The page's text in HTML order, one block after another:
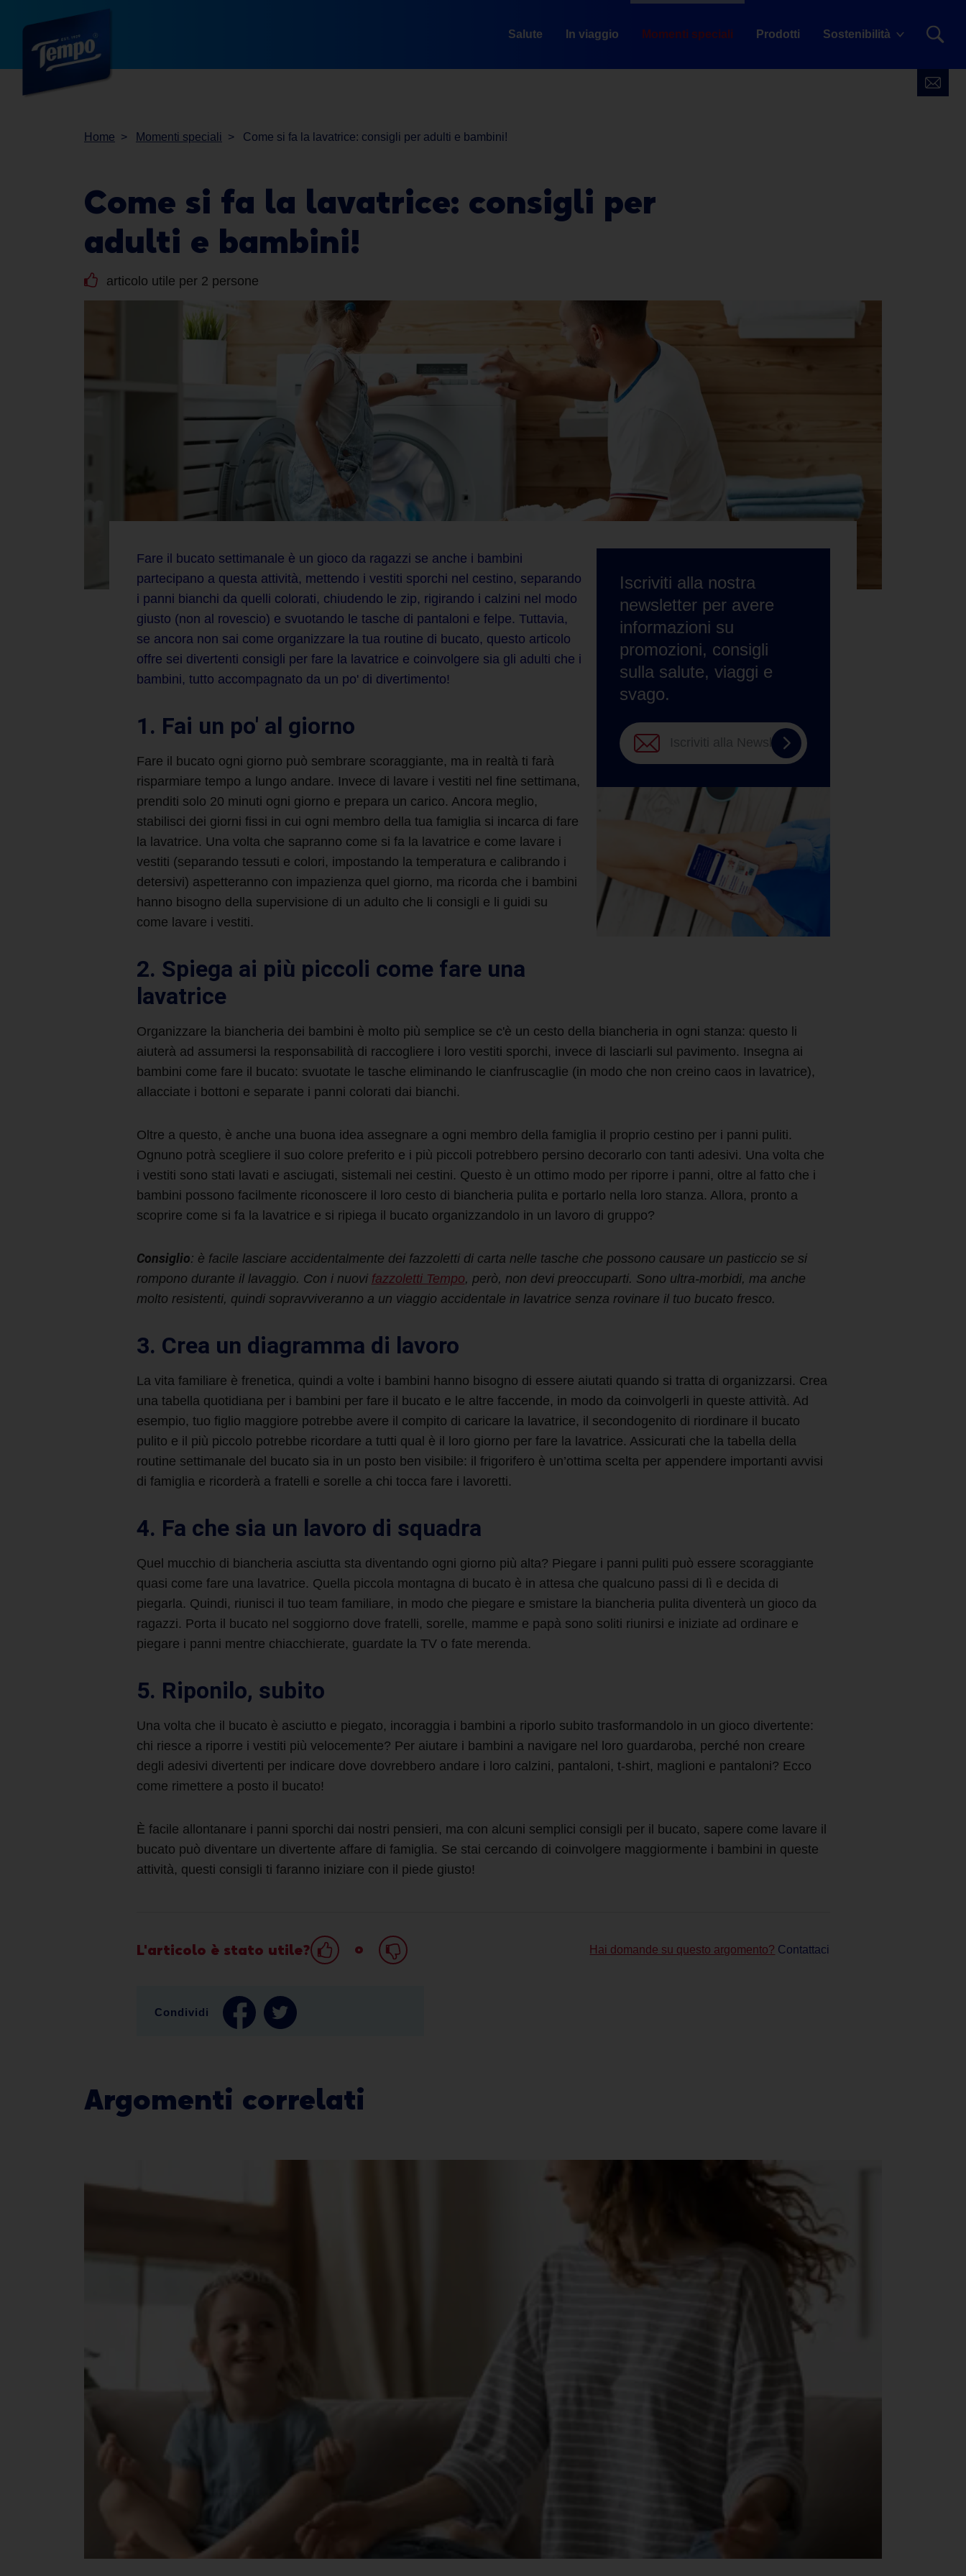
Salute In viaggio Momenti speciali Prodotti Sostenibilità
Home Momenti speciali Come si fa la lavatrice: consigli per adulti e bambini!
Come si fa la lavatrice: consigli per
adulti e bambini!
articolo utile per 2 persone
Iscriviti alla nostra
newsletter per avere
informazioni su
promozioni, consigli
sulla salute, viaggi e
svago.
Iscriviti
alla
Tempo
Fare il bucato settimanale è un gioco da ragazzi se anche i bambini
partecipano a questa attività, mettendo i vestiti sporchi nel cestino, separando
i panni bianchi da quelli colorati, chiudendo le zip, rigirando i calzini nel modo
giusto (non al rovescio) e svuotando le tasche di pantaloni e felpe. Tuttavia,
se ancora non sai come organizzare la tua routine di bucato, questo articolo
offre sei divertenti consigli per fare la lavatrice e coinvolgere sia gli adulti che i
bambini, tutto accompagnato da un po' di divertimento!
1. Fai un po' al giorno
Fare il bucato ogni giorno può sembrare scoraggiante, ma in realtà ti farà
risparmiare tempo a lungo andare. Invece di lavare i vestiti nel fine settimana,
prenditi solo 20 minuti ogni giorno e prepara un carico. Ancora meglio,
stabilisci dei giorni fissi in cui ogni membro della tua famiglia si incarca di fare
la lavatrice. Una volta che sapranno come si fa la lavatrice e come lavare i
vestiti (separando tessuti e colori, impostando la temperatura e calibrando i
detersivi) aspetteranno con impazienza quel giorno, ma ricorda che i bambini
hanno bisogno della supervisione di un adulto che li consigli e li guidi su
come lavare i vestiti.
2. Spiega ai più piccoli come fare una
lavatrice
Organizzare la biancheria dei bambini è molto più semplice se c'è un cesto della biancheria in ogni stanza: questo li
aiuterà ad assumersi la responsabilità di raccogliere i loro vestiti sporchi, invece di lasciarli sul pavimento. Insegna ai
bambini come fare il bucato: svuotate le tasche eliminando le cianfruscaglie (in modo che non creino caos in lavatrice),
allacciate i bottoni e separate i panni colorati dai bianchi.
Oltre a questo, è anche una buona idea assegnare a ogni membro della famiglia il proprio cestino per i panni puliti.
Ognuno potrà scegliere il suo colore preferito e i più piccoli potrebbero persino decorarlo con tanti adesivi. Una volta che
i vestiti sono stati lavati e asciugati, sistemali nei cestini. Questo è un ottimo modo per riporre i panni, oltre al fatto che i
bambini possono facilmente riconoscere il loro cesto di biancheria pulita e portarlo nella loro stanza. Allora, pronto a
scoprire come si fa la lavatrice e si ripiega il bucato organizzandolo in un lavoro di gruppo?
Consiglio: è facile lasciare accidentalmente dei fazzoletti di carta nelle tasche che possono causare un pasticcio se si
rompono durante il lavaggio. Con i nuovi fazzoletti Tempo, però, non devi preoccuparti. Sono ultra-morbidi, ma anche
molto resistenti, quindi sopravviveranno a un viaggio accidentale in lavatrice senza rovinare il tuo bucato fresco.
3. Crea un diagramma di lavoro
La vita familiare è frenetica, quindi a volte i bambini hanno bisogno di essere aiutati quando si tratta di organizzarsi. Crea
una tabella quotidiana per i bambini per fare il bucato e le altre faccende, in modo da coinvolgerli in queste attività. Ad
esempio, tuo figlio maggiore potrebbe avere il compito di caricare la lavatrice, il secondogenito di riordinare il bucato
pulito e il più piccolo potrebbe ricordare a tutti qual è il loro giorno per fare la lavatrice. Assicurati che la tabella della
routine settimanale del bucato sia in un posto ben visibile: il frigorifero è un’ottima scelta per appendere importanti avvisi
di famiglia e ricorderà a fratelli e sorelle a chi tocca fare i lavoretti.
4. Fa che sia un lavoro di squadra
Quel mucchio di biancheria asciutta sta diventando ogni giorno più alta? Piegare i panni puliti può essere scoraggiante
quasi come fare una lavatrice. Quella piccola montagna di bucato è in attesa che qualcuno passi di lì e decida di
piegarla. Quindi, riunisci il tuo team familiare, in modo che piegare e smistare la biancheria pulita diventerà un gioco da
ragazzi. Porta il bucato nel soggiorno dove fratelli, sorelle, mamme e papà sono soliti riunirsi e iniziate ad ordinare e
piegare i panni mentre chiacchierate, guardate la TV o fate merenda.
5. Riponilo, subito
Una volta che il bucato è asciutto e piegato, incoraggia i bambini a riporlo subito trasformandolo in un gioco divertente:
chi riesce a riporre i vestiti più velocemente? Per aiutare i bambini a navigare nel loro guardaroba, perché non creare
degli adesivi divertenti per indicare dove dovrebbero andare i loro calzini, pantaloni, t-shirt, maglioni e pantaloni? Ecco
come rimettere a posto il bucato!
È facile allontanare i panni sporchi dai nostri pensieri, ma con alcuni semplici consigli per il bucato, sapere come lavare il
bucato può diventare un divertente affare di famiglia. Se stai cercando di coinvolgere maggiormente i bambini in queste
attività, questi consigli ti faranno iniziare con il piede giusto!
L'articolo è stato utile? o Hai domande su questo argomento? Contattaci
Condividi
Argomenti correlati